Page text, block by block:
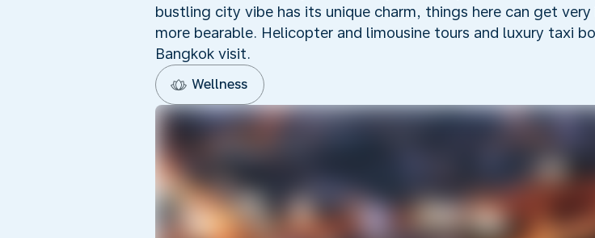
bustling city vibe has its unique charm, things here can get
more bearable. Helicopter and limousine tours and luxury taxi
Bangkok visit.
Wellness